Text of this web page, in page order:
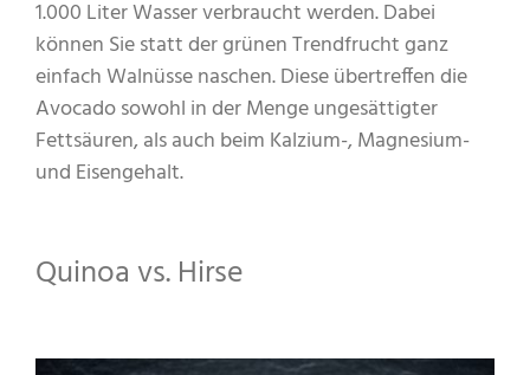
1.000 Liter Wasser verbraucht werden. Dabei
können Sie statt der grünen Trendfrucht ganz
einfach Walnüsse naschen. Diese übertreffen die
Avocado sowohl in der Menge ungesättigter
Fettsäuren, als auch beim Kalzium-, Magnesium-
und Eisengehalt.
Quinoa vs. Hirse